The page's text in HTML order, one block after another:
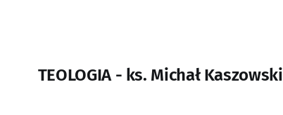
TEOLOGIA - ks. Michał Kaszowski